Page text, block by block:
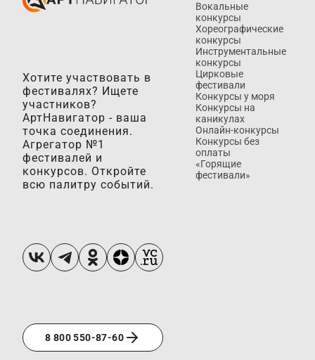
Хотите участвовать в
фестивалях? Ищете
участников?
АртНавигатор - ваша
точка соединения.
Агрегатор №1
фестивалей и
конкурсов. Откройте
всю палитру событий.
8 800 550-87-60
Вокальные
конкурсы
Хореографические
конкурсы
Инструментальные
конкурсы
Цирковые
фестивали
Конкурсы у моря
Конкурсы на
каникулах
Онлайн-конкурсы
Конкурсы без
оплаты
«Горящие
фестивали»